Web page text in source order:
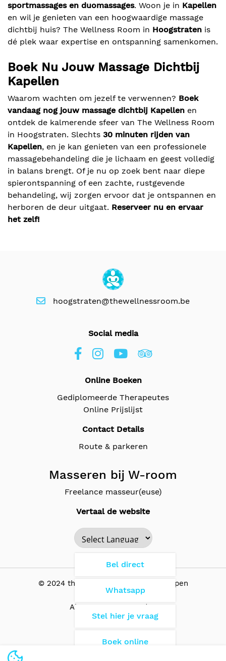
sportmassages en duomassages. Woon je in Kapellen
en wil je genieten van een hoogwaardige massage
dichtbij huis? The Wellness Room in Hoogstraten is
dé plek waar expertise en ontspanning samenkomen.
Boek Nu Jouw Massage Dichtbij
Kapellen
Waarom wachten om jezelf te verwennen? Boek
vandaag nog jouw massage dichtbij Kapellen en
ontdek de kalmerende sfeer van The Wellness Room
in Hoogstraten. Slechts 30 minuten rijden van
Kapellen, en je kan genieten van een professionele
massagebehandeling die je lichaam en geest volledig
in balans brengt. Of je nu op zoek bent naar diepe
spierontspanning of een zachte, rustgevende
behandeling, wij zorgen ervoor dat je ontspannen en
herboren de deur uitgaat. Reserveer nu en ervaar
het zelf!
hoogstraten@thewellnessroom.be
Social media
Online Boeken
Gediplomeerde Therapeutes
Online Prijslijst
Contact Details
Route & parkeren
Masseren bij W-room
Freelance masseur(euse)
Vertaal de website
Powered by
© 2024 the Wellness Room - Antwerpen
Algemene Voorwaarden
Bel direct
Whatsapp
Stel hier je vraag
Boek online